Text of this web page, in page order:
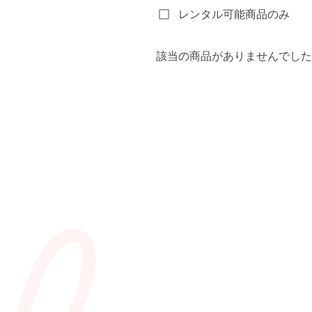
レンタル可能商品のみ
該当の商品がありませんでし